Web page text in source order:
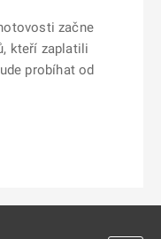
začne
kteří zaplatili
probíhat od
kartě
na nové kartě